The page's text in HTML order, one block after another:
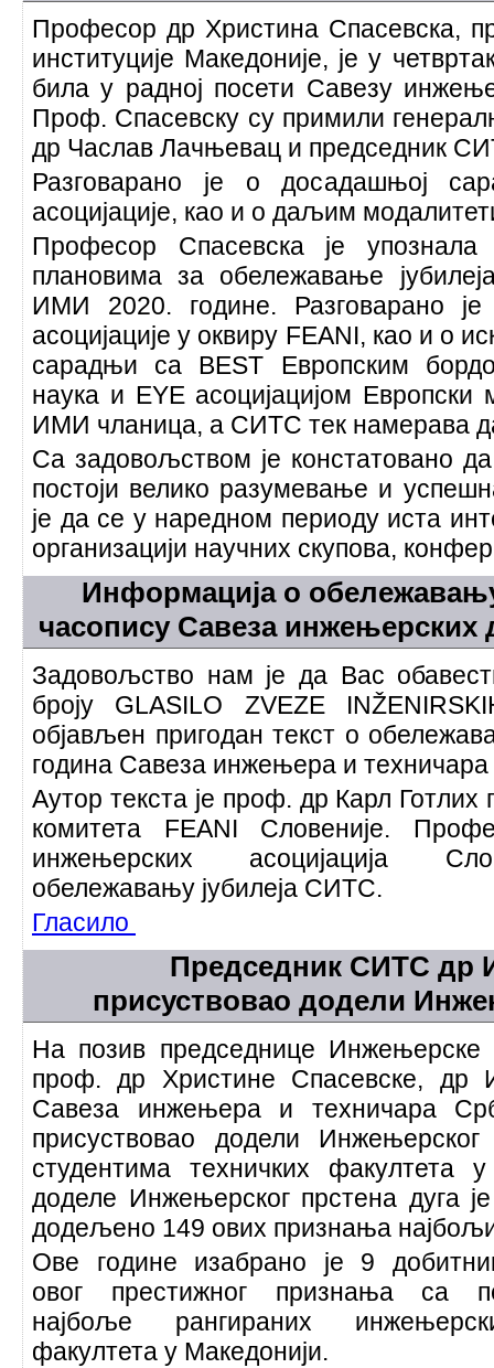
Професор др Христина Спасевска,
институције Македоније, је у
била у радној посети Савезу
Проф. Спасевску су примили
др Часлав Лачњевац и председник
Разговарано је о досадашњој
асоцијације, као и о даљим
Професор Спасевска је
плановима за обележавање
ИМИ 2020. године. Разговарано
асоцијације у оквиру FEANI, као и о
сарадњи са BEST Европским
наука и EYE асоцијацијом
ИМИ чланица, а СИТС тек намерава
Са задовољством је констатовано
постоји велико разумевање и
је да се у наредном периоду иста
организацији научних скупова,
Информација о
часопису Савеза
Задовољство нам је да Вас
броју GLASILO ZVEZE
објављен пригодан текст о
година Савеза инжењера и техничара
Аутор текста је проф. др Карл
комитета FEANI Словеније.
инжењерских асоцијација
обележавању јубилеја СИТС.
Гласило
Председник СИТС др
присуствовао додели
На позив председнице Инжењерске
проф. др Христине Спасевске, др
Савеза инжењера и техничара
присуствовао додели Инжењерског
студентима техничких факултета
доделе Инжењерског прстена дуга
додељено 149 ових признања
Ове године изабрано је 9
овог престижног признања са
најбоље рангираних
факултета у Македонији.